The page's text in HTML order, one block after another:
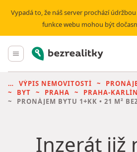
Vypadá to, že náš server prochází
funkce webu mohou být
Hlavní menu
Bezrealitky
VÝPIS NEMOVITOSTÍ
BYT
PRAHA
PRAHA-KARLÍN
PRONÁJEM BYTU 1+KK • 21 M² BEZ
Inzerát již